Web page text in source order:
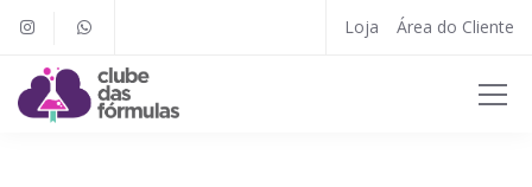
Loja Área do Cliente